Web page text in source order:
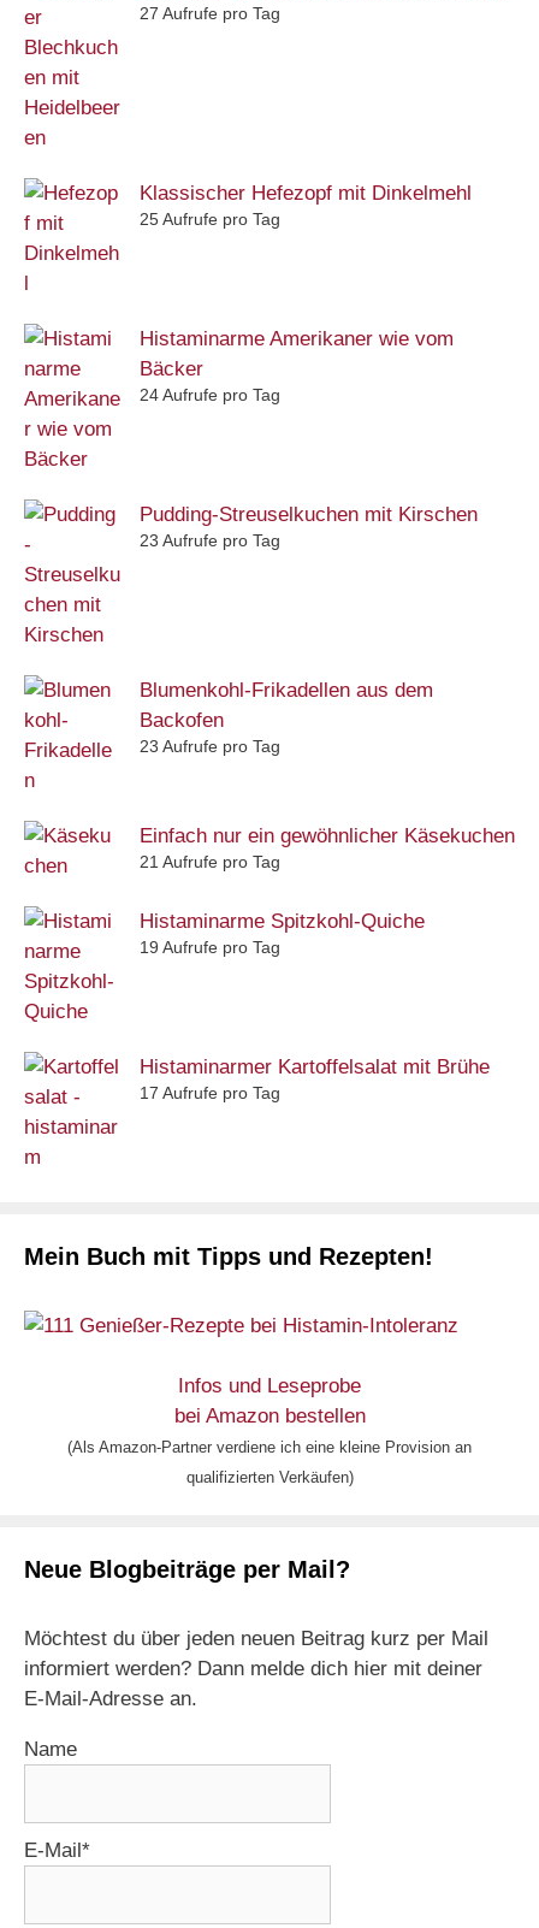
27 Aufrufe pro Tag
Klassischer Hefezopf mit Dinkelmehl
25 Aufrufe pro Tag
Histaminarme Amerikaner wie vom
Bäcker
24 Aufrufe pro Tag
Pudding-Streuselkuchen mit Kirschen
23 Aufrufe pro Tag
Blumenkohl-Frikadellen aus dem
Backofen
23 Aufrufe pro Tag
Einfach nur ein gewöhnlicher Käsekuchen
21 Aufrufe pro Tag
Histaminarme Spitzkohl-Quiche
19 Aufrufe pro Tag
Histaminarmer Kartoffelsalat mit Brühe
17 Aufrufe pro Tag
Mein Buch mit Tipps und Rezepten!
Infos und Leseprobe
bei Amazon bestellen
(Als Amazon-Partner verdiene ich eine kleine Provision an
qualifizierten Verkäufen)
Neue Blogbeiträge per Mail?
Möchtest du über jeden neuen Beitrag kurz per Mail
informiert werden? Dann melde dich hier mit deiner
E-Mail-Adresse an.
Name
E-Mail*